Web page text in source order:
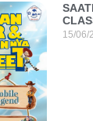
15/06/